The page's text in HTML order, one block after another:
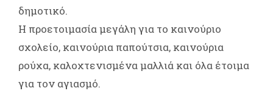
δημοτικό.
Η προετοιμασία μεγάλη για το καινούριο
σχολείο, καινούρια παπούτσια, καινούρια
ρούχα, καλοχτενισμένα μαλλιά και όλα έτοιμα
για τον αγιασμό.